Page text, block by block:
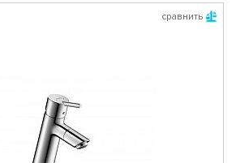
сравнить